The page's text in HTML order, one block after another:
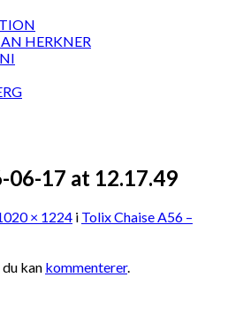
HERKNER
06-17 at 12.17.49
× 1224 i Tolix Chaise A56 –
kan kommenterer.